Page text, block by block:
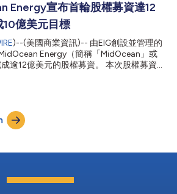
在不斷加強中。MidOcean將繼續募款，
累計募資目標最高可達20億美元。
行長R. Blair Thomas說：「我們竭誠歡迎
的股東。他們具備深厚的能源投資
致力於打造全球領先液化天然氣業務的
阿拉伯能源基金正積極尋找在中東地區能
機會，進一步深化我們的合作關係。」
Energy宣布首輪股權募資達12
億美元目標
)--(美國商業資訊)-- 由EIG創設並管理的
Energy（簡稱「MidOcean」或
成逾12億美元的股權募資。 本次股權募資
中的重要里程碑，也體現了新投資人和現
略，即打造多元化、有韌性、長週期的全
更多投資人已進入文件簽署階段，募資動力
投資人的濃厚興趣，這些投資人希望長
轉型中扮演重要角色，為該領域提供了強
一步強化了MidOcean的投資邏輯。